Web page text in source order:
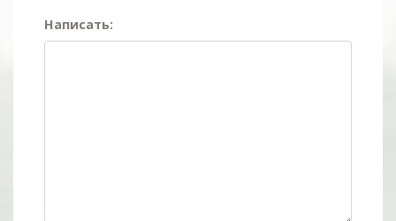
Написать: